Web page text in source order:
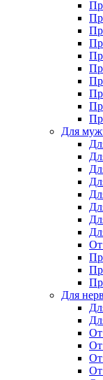
Для
Для
От
От
От
От